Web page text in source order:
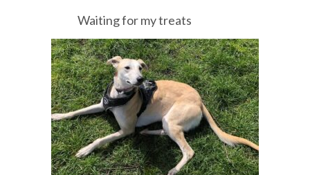
Waiting for my treats